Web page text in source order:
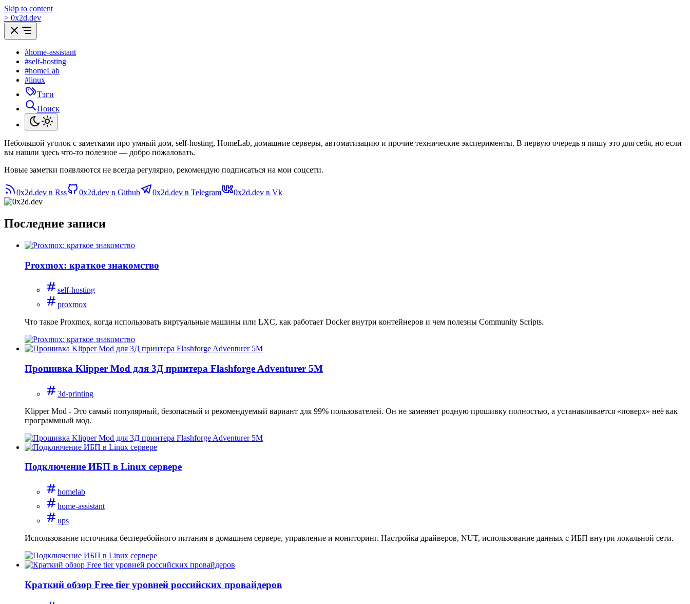
Skip to content
> 0x2d.dev
#home-assistant
#self-hosting
#homeLab
#linux
Тэги
Поиск
Небольшой уголок с заметками про умный дом, self-hosting, HomeLab, домашние серверы, автоматизацию и прочие технические эксперименты. В первую очередь я пишу это для себя, но если
вы нашли здесь что-то полезное — добро пожаловать.
Новые заметки появляются не всегда регулярно, рекомендую подписаться на мои соцсети.
0x2d.dev в Rss 0x2d.dev в Github 0x2d.dev в Telegram 0x2d.dev в Vk
Последние записи
Proxmox: краткое знакомство
self-hosting
proxmox
Что такое Proxmox, когда использовать виртуальные машины или LXC, как работает Docker внутри контейнеров и чем полезны Community Scripts.
Прошивка Klipper Mod для 3Д принтера Flashforge Adventurer 5M
3d-printing
Klipper Mod - Это самый популярный, безопасный и рекомендуемый вариант для 99% пользователей. Он не заменяет родную прошивку полностью, а устанавливается «поверх» неё как
программный мод.
Подключение ИБП в Linux сервере
homelab
home-assistant
ups
Использование источника бесперебойного питания в домашнем сервере, управление и мониторинг. Настройка драйверов, NUT, использование данных с ИБП внутри локальной сети.
Краткий обзор Free tier уровней российских провайдеров